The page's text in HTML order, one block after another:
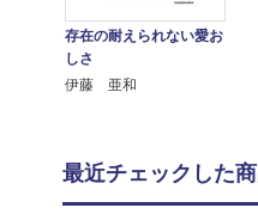
存在の耐えられない愛お
しさ
伊藤 亜和
最近チェックした